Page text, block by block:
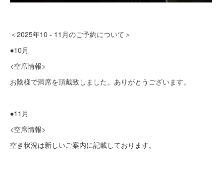
＜2025年10 - 11月のご予約について＞
●10月
<空席情報>
お陰様で満席を頂戴致しました。ありがとうございます。
●11月
<空席情報>
空き状況は新しいご案内に記載しております。